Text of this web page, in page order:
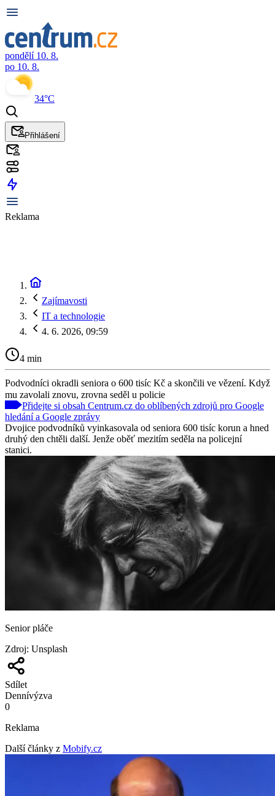
pondělí 10. 8.
po 10. 8.
34°C
Přihlášení
Reklama
Zajímavosti
IT a technologie
4. 6. 2026, 09:59
4 min
Podvodníci okradli seniora o 600 tisíc Kč a skončili ve vězení. Když
mu zavolali znovu, zrovna seděl u policie
Přidejte si obsah Centrum.cz do oblíbených zdrojů pro Google
hledání a Google zprávy
Dvojice podvodníků vyinkasovala od seniora 600 tisíc korun a hned
druhý den chtěli další. Jenže oběť mezitím seděla na policejní
stanici.
Senior pláče
Zdroj: Unsplash
Sdílet
Dennívýzva
0
Reklama
Další články z Mobify.cz